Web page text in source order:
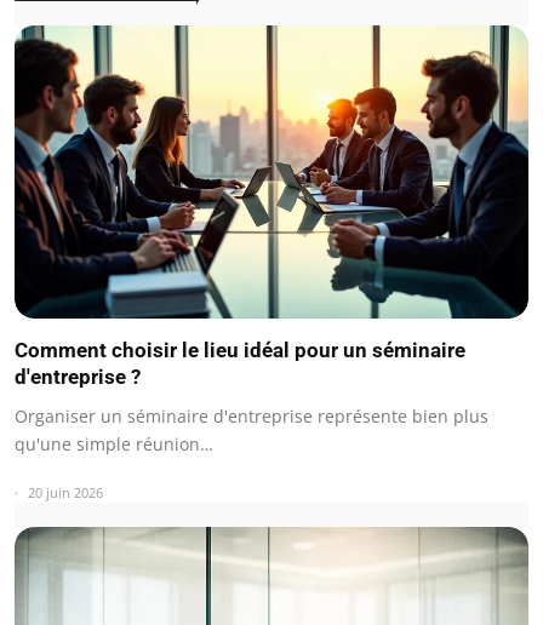
Comment choisir le lieu idéal pour un séminaire
d'entreprise ?
Organiser un séminaire d'entreprise représente bien plus
qu'une simple réunion…
20 juin 2026